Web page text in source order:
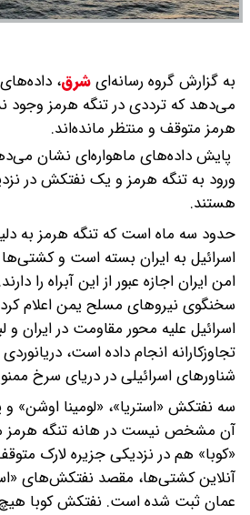
به گزارش گروه رسانه‌ایشرق،
هرمز متوقف و منتظر مانده‌اند.
پایش داده‌های ماهواره‌ای نشان
ورود به تنگه هرمز و یک نفتکش در
هستند.
حدود سه ماه است که تنگه هرمز به
اسرائیل به ایران بسته است و کشتی‌ها
امن ایران اجازه عبور از این آبراه را
سخنگوی نیروهای مسلح یمن اعلام کرد
اسرائیل علیه محور مقاومت در ایران
تجاوزکارانه انجام داده است،
شناورهای اسرائیلی در دریای سرخ
سه نفتکش «استریا»، «لومینا اوشن»
آن مشخص نیست در هانه تنگه
«کوبا» هم در نزدیکی جزیره لارک
آنلاین کشتی‌ها، مقصد نفتکش‌های
عمان ثبت شده است. نفتکش کوبا هیچ